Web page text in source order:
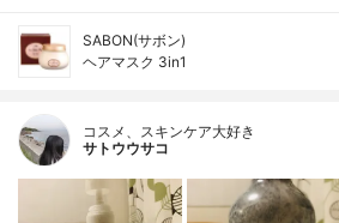
SABON(サボン)
ヘアマスク 3in1
コスメ、スキンケア大好き
サトウウサコ